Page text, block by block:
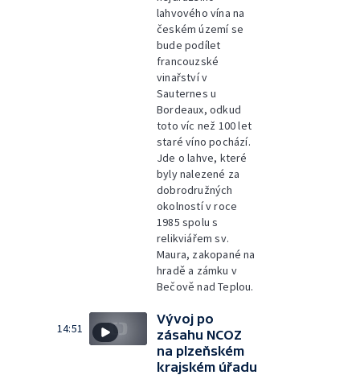
lahvového vína na
českém území se
bude podílet
francouzské
vinařství v
Sauternes u
Bordeaux, odkud
toto víc než 100 let
staré víno pochází.
Jde o lahve, které
byly nalezené za
dobrodružných
okolností v roce
1985 spolu s
relikviářem sv.
Maura, zakopané na
hradě a zámku v
Bečově nad Teplou.
14:51
Vývoj po
zásahu NCOZ
na plzeňském
krajském úřadu